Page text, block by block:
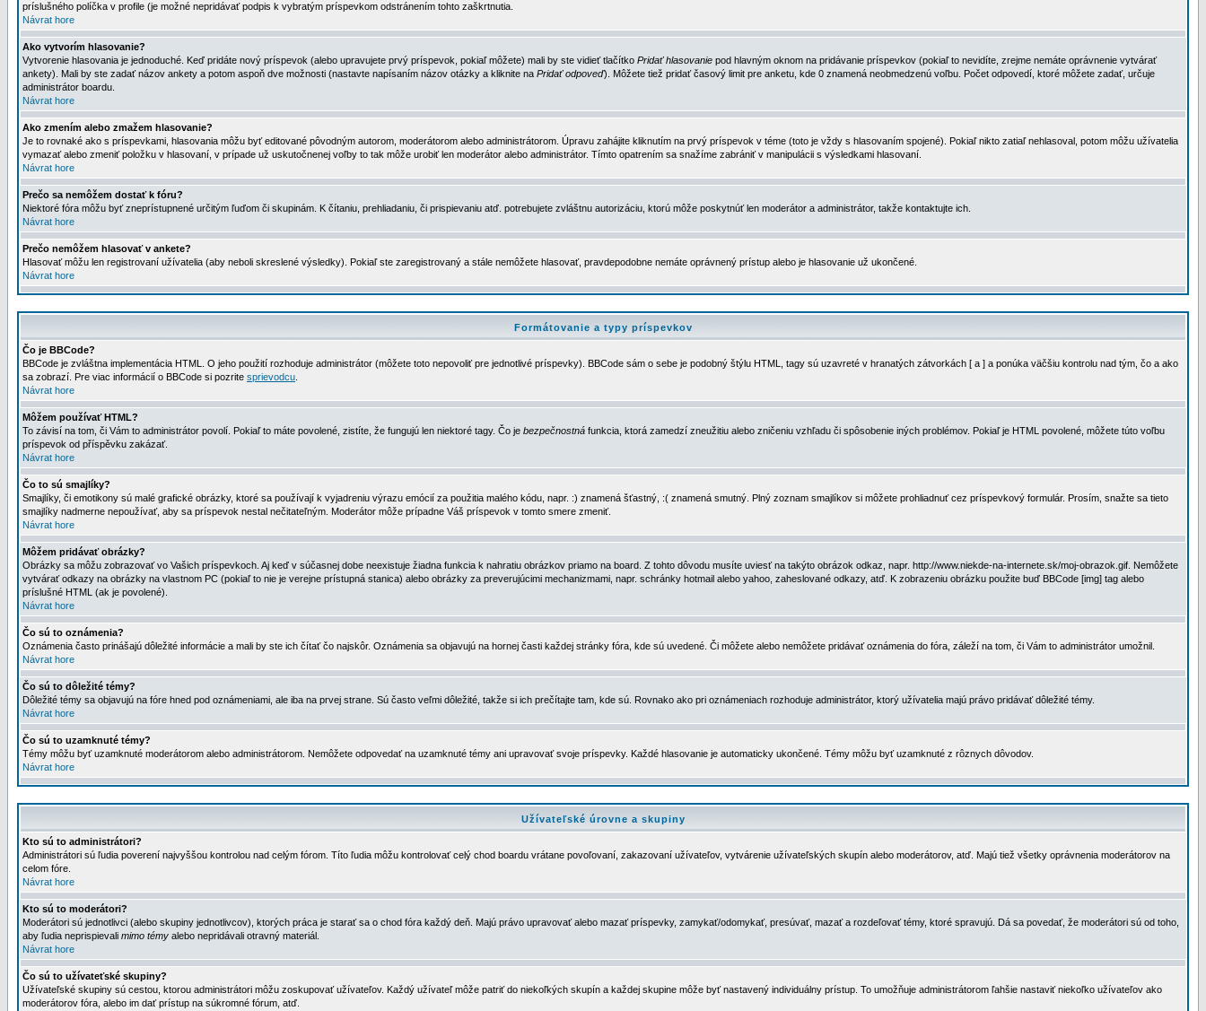
príslušného políčka v profile (je možné nepridávať podpis k vybratým príspevkom odstránením tohto zaškrtnutia.
Návrat hore
Ako vytvorím hlasovanie?
Vytvorenie hlasovania je jednoduché. Keď pridáte nový príspevok (alebo upravujete prvý príspevok, pokiaľ môžete) mali by ste vidieť tlačítko Pridať hlasovanie pod hlavným oknom na pridávanie príspevkov (pokiaľ to nevidíte, zrejme nemáte oprávnenie vytvárať
ankety). Mali by ste zadať názov ankety a potom aspoň dve možnosti (nastavte napísaním názov otázky a kliknite na Pridať odpoveď). Môžete tiež pridať časový limit pre anketu, kde 0 znamená neobmedzenú voľbu. Počet odpovedí, ktoré môžete zadať, určuje
administrátor boardu.
Návrat hore
Ako zmením alebo zmažem hlasovanie?
Je to rovnaké ako s príspevkami, hlasovania môžu byť editované pôvodným autorom, moderátorom alebo administrátorom. Úpravu zahájite kliknutím na prvý príspevok v téme (toto je vždy s hlasovaním spojené). Pokiaľ nikto zatiaľ nehlasoval, potom môžu užívatelia
vymazať alebo zmeniť položku v hlasovaní, v prípade už uskutočnenej voľby to tak môže urobiť len moderátor alebo administrátor. Tímto opatrením sa snažíme zabrániť v manipulácii s výsledkami hlasovaní.
Návrat hore
Prečo sa nemôžem dostať k fóru?
Niektoré fóra môžu byť zneprístupnené určitým ľuďom či skupinám. K čítaniu, prehliadaniu, či prispievaniu atď. potrebujete zvláštnu autorizáciu, ktorú môže poskytnúť len moderátor a administrátor, takže kontaktujte ich.
Návrat hore
Prečo nemôžem hlasovať v ankete?
Hlasovať môžu len registrovaní užívatelia (aby neboli skreslené výsledky). Pokiaľ ste zaregistrovaný a stále nemôžete hlasovať, pravdepodobne nemáte oprávnený prístup alebo je hlasovanie už ukončené.
Návrat hore
Formátovanie a typy príspevkov
Čo je BBCode?
BBCode je zvláštna implementácia HTML. O jeho použití rozhoduje administrátor (môžete toto nepovoliť pre jednotlivé príspevky). BBCode sám o sebe je podobný štýlu HTML, tagy sú uzavreté v hranatých zátvorkách [ a ] a ponúka väčšiu kontrolu nad tým, čo a ako
sa zobrazí. Pre viac informácií o BBCode si pozrite sprievodcu
Návrat hore
Môžem používať HTML?
To závisí na tom, či Vám to administrátor povolí. Pokiaľ to máte povolené, zistíte, že fungujú len niektoré tagy. Čo je bezpečnostná funkcia, ktorá zamedzí zneužitiu alebo zničeniu vzhľadu či spôsobenie iných problémov. Pokiaľ je HTML povolené, môžete túto voľbu
príspevok od příspěvku zakázať.
Návrat hore
Čo to sú smajlíky?
Smajlíky, či emotikony sú malé grafické obrázky, ktoré sa používají k vyjadreniu výrazu emócií za použitia malého kódu, napr. :) znamená šťastný, :( znamená smutný. Plný zoznam smajlíkov si môžete prohliadnuť cez príspevkový formulár. Prosím, snažte sa tieto
smajlíky nadmerne nepoužívať, aby sa príspevok nestal nečitateľným. Moderátor môže prípadne Váš príspevok v tomto smere zmeniť.
Návrat hore
Môžem pridávať obrázky?
Obrázky sa môžu zobrazovať vo Vašich príspevkoch. Aj keď v súčasnej dobe neexistuje žiadna funkcia k nahratiu obrázkov priamo na board. Z tohto dôvodu musíte uviesť na takýto obrázok odkaz, napr. http://www.niekde-na-internete.sk/moj-obrazok.gif. Nemôžete
vytvárať odkazy na obrázky na vlastnom PC (pokiaľ to nie je verejne prístupná stanica) alebo obrázky za preverujúcimi mechanizmami, napr. schránky hotmail alebo yahoo, zaheslované odkazy, atď. K zobrazeniu obrázku použite buď BBCode [img] tag alebo
príslušné HTML (ak je povolené).
Návrat hore
Čo sú to oznámenia?
Oznámenia často prinášajú dôležité informácie a mali by ste ich čítať čo najskôr. Oznámenia sa objavujú na hornej časti každej stránky fóra, kde sú uvedené. Či môžete alebo nemôžete pridávať oznámenia do fóra, záleží na tom, či Vám to administrátor umožnil.
Návrat hore
Čo sú to dôležité témy?
Dôležité témy sa objavujú na fóre hned pod oznámeniami, ale iba na prvej strane. Sú často veľmi dôležité, takže si ich prečítajte tam, kde sú. Rovnako ako pri oznámeniach rozhoduje administrátor, ktorý užívatelia majú právo pridávať dôležité témy.
Návrat hore
Čo sú to uzamknuté témy?
Témy môžu byť uzamknuté moderátorom alebo administrátorom. Nemôžete odpovedať na uzamknuté témy ani upravovať svoje príspevky. Každé hlasovanie je automaticky ukončené. Témy môžu byť uzamknuté z rôznych dôvodov.
Návrat hore
Užívateľské úrovne a skupiny
Kto sú to administrátori?
Administrátori sú ľudia poverení najvyššou kontrolou nad celým fórom. Títo ľudia môžu kontrolovať celý chod boardu vrátane povoľovaní, zakazovaní užívateľov, vytvárenie užívateľských skupín alebo moderátorov, atď. Majú tiež všetky oprávnenia moderátorov na
celom fóre.
Návrat hore
Kto sú to moderátori?
Moderátori sú jednotlivci (alebo skupiny jednotlivcov), ktorých práca je starať sa o chod fóra každý deň. Majú právo upravovať alebo mazať príspevky, zamykať/odomykať, presúvať, mazať a rozdeľovať témy, ktoré spravujú. Dá sa povedať, že moderátori sú od toho,
aby ľudia neprispievali mimo témy alebo nepridávali otravný materiál.
Návrat hore
Čo sú to užívateťské skupiny?
Užívateľské skupiny sú cestou, ktorou administrátori môžu zoskupovať užívateľov. Každý užívateľ môže patriť do niekoľkých skupín a každej skupine môže byť nastavený individuálny prístup. To umožňuje administrátorom ľahšie nastaviť niekoľko užívateľov ako
moderátorov fóra, alebo im dať prístup na súkromné fórum, atď.